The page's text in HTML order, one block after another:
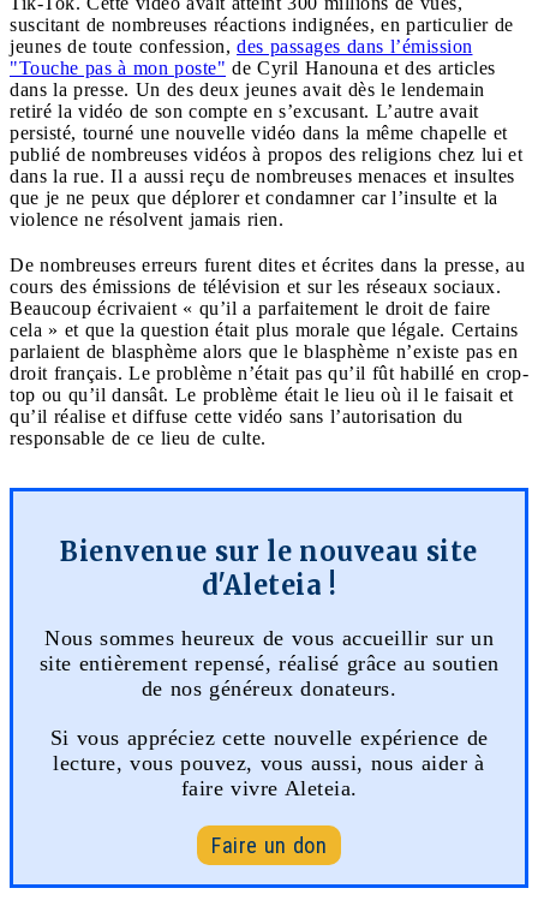
suscitant de nombreuses réactions indignées, en particulier de
jeunes de toute confession, des passages dans l’émission
"Touche pas à mon poste" de Cyril Hanouna et des articles
dans la presse. Un des deux jeunes avait dès le lendemain
retiré la vidéo de son compte en s’excusant. L’autre avait
persisté, tourné une nouvelle vidéo dans la même chapelle et
publié de nombreuses vidéos à propos des religions chez lui et
dans la rue. Il a aussi reçu de nombreuses menaces et insultes
que je ne peux que déplorer et condamner car l’insulte et la
violence ne résolvent jamais rien.
De nombreuses erreurs furent dites et écrites dans la presse, au
cours des émissions de télévision et sur les réseaux sociaux.
Beaucoup écrivaient « qu’il a parfaitement le droit de faire
cela » et que la question était plus morale que légale. Certains
parlaient de blasphème alors que le blasphème n’existe pas en
droit français. Le problème n’était pas qu’il fût habillé en crop-
top ou qu’il dansât. Le problème était le lieu où il le faisait et
qu’il réalise et diffuse cette vidéo sans l’autorisation du
responsable de ce lieu de culte.
Bienvenue sur le nouveau site
d'Aleteia !
Nous sommes heureux de vous accueillir sur un
site entièrement repensé, réalisé grâce au soutien
de nos généreux donateurs.
Si vous appréciez cette nouvelle expérience de
lecture, vous pouvez, vous aussi, nous aider à
faire vivre Aleteia.
Faire un don